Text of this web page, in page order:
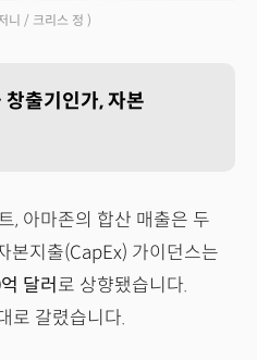
니 / 크리스 정 )
출기인가, 자본
, 아마존의 합산 매출은 두
본지출(CapEx) 가이던스는
달러 로 상향됐습니다.
로 갈렸습니다.